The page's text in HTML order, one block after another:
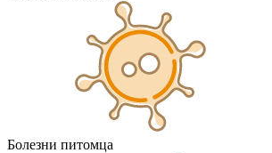
Болезни питомца